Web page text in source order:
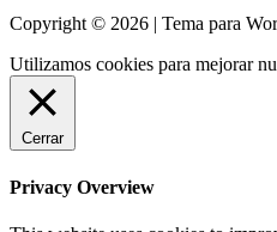
Copyright © 2026 | Tema para
Utilizamos cookies para mejorar
Cerrar
Privacy Overview